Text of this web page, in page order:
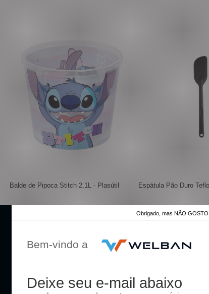
Obrigado, mas NÃO
Bem-vindo a
Deixe seu e-mail abaixo
Balde de Pipoca Stitch 2,1L - Plasútil Espátula Pão Duro